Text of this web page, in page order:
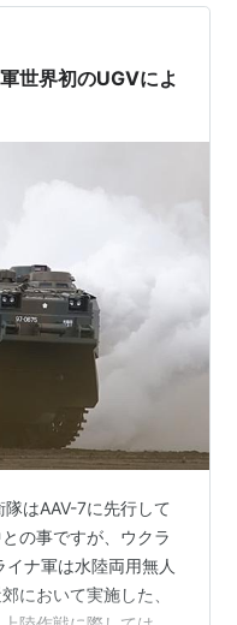
に始まっている。ど
らないイノベーショ
ンも劣弱なのが…
世界初のUGVによ
はAAV-7に先行して
の事ですが、ウクラ
ナ軍は水陸両用無人
において実施した、